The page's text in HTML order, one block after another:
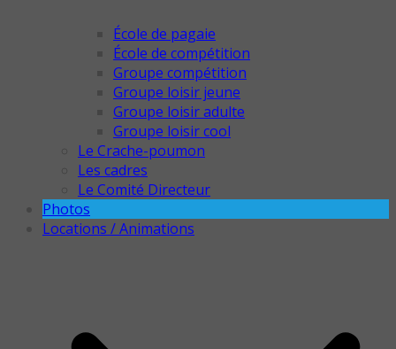
École de pagaie
École de compétition
Groupe compétition
Groupe loisir jeune
Groupe loisir adulte
Groupe loisir cool
Le Crache-poumon
Les cadres
Le Comité Directeur
Photos
Locations / Animations